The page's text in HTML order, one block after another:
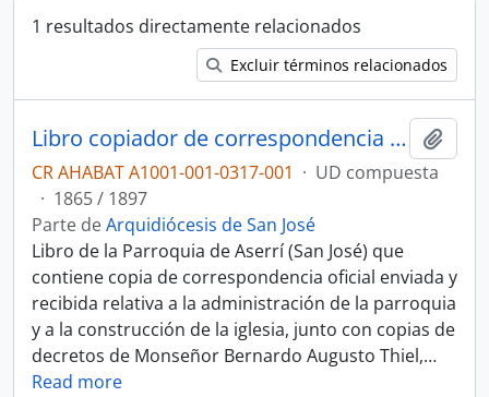
1 resultados directamente relacionados
Excluir términos relacionados
Libro copiador de correspondencia y documentos diversos de la Parroquia de Aserrí
CR AHABAT A1001-001-0317-001 · UD compuesta
· 1865 / 1897
Parte deArquidiócesis de San José
Libro de la Parroquia de Aserrí (San José) que
contiene copia de correspondencia oficial enviada y
recibida relativa a la administración de la parroquia
y a la construcción de la iglesia, junto con copias de
decretos de Monseñor Bernardo Augusto Thiel,…
Read more